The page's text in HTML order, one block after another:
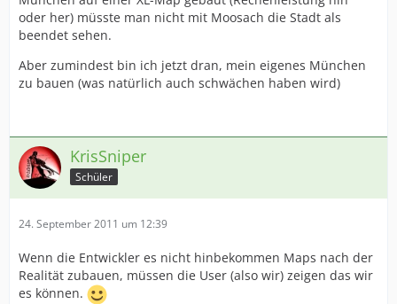
oder her) müsste man nicht mit Moosach die Stadt als
beendet sehen.
Aber zumindest bin ich jetzt dran, mein eigenes München
zu bauen (was natürlich auch schwächen haben wird)
KrisSniper
Schüler
24. September 2011 um 12:39
Wenn die Entwickler es nicht hinbekommen Maps nach der
Realität zubauen, müssen die User (also wir) zeigen das wir
es können.